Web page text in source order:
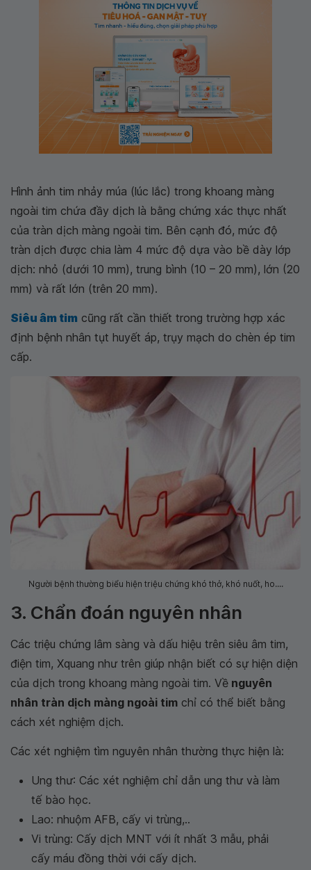
Hình ảnh tim nhảy múa (lúc lắc) trong khoang màng
ngoài tim chứa đầy dịch là bằng chứng xác thực nhất
của tràn dịch màng ngoài tim. Bên cạnh đó, mức độ
tràn dịch được chia làm 4 mức độ dựa vào bề dày lớp
dịch: nhỏ (dưới 10 mm), trung bình (10 – 20 mm), lớn (20
mm) và rất lớn (trên 20 mm).
Siêu âm tim cũng rất cần thiết trong trường hợp xác
định bệnh nhân tụt huyết áp, trụy mạch do chèn ép tim
cấp.
Người bệnh thường biểu hiện triệu chứng khó thở, khó nuốt, ho....
3. Chẩn đoán nguyên nhân
Các triệu chứng lâm sàng và dấu hiệu trên siêu âm tim,
điện tim, Xquang như trên giúp nhận biết có sự hiện diện
của dịch trong khoang màng ngoài tim. Về nguyên
nhân tràn dịch màng ngoài tim chỉ có thể biết bằng
cách xét nghiệm dịch.
Các xét nghiệm tìm nguyên nhân thường thực hiện là:
Ung thư: Các xét nghiệm chỉ dẫn ung thư và làm
tế bào học.
Lao: nhuộm AFB, cấy vi trùng,..
Vi trùng: Cấy dịch MNT với ít nhất 3 mẫu, phải
cấy máu đồng thời với cấy dịch.